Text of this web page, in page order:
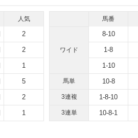
人気
2
2
1
5
2
1
馬番
ワイド
8-10
1-8
1-10
馬単 10-8
3連複 1-8-10
3連単 10-8-1